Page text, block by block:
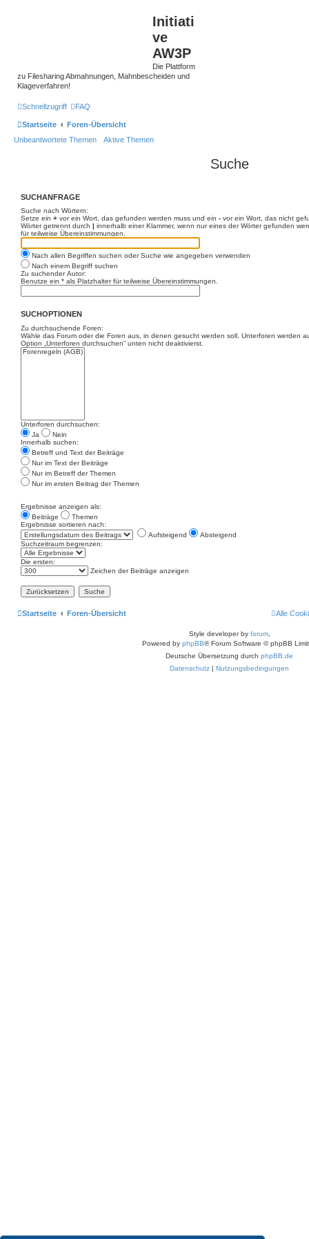
Initiati
ve
AW3P
Die Plattform
zu Filesharing Abmahnungen, Mahnbescheiden und
Klageverfahren!
Schnellzugriff FAQ
Startseite
Foren-Übersicht
Unbeantwortete Themen
Aktive Themen
Suche
SUCHANFRAGE
Suche nach Wörtern:
Setze ein + vor ein Wort, das gefunden werden muss und ein - vor ein Wort, das nicht
Wörter getrennt durch | innerhalb einer Klammer, wenn nur eines der Wörter gefunden
für teilweise Übereinstimmungen.
Nach allen Begriffen suchen oder Suche wie angegeben verwenden
Nach einem Begriff suchen
Zu suchender Autor:
Benutze ein * als Platzhalter für teilweise Übereinstimmungen.
SUCHOPTIONEN
Zu durchsuchende Foren:
Wähle das Forum oder die Foren aus, in denen gesucht werden soll. Unterforen werden
Option „Unterforen durchsuchen“ unten nicht deaktivierst.
Unterforen durchsuchen:
Ja
Nein
Innerhalb suchen:
Betreff und Text der Beiträge
Nur im Text der Beiträge
Nur im Betreff der Themen
Nur im ersten Beitrag der Themen
Ergebnisse anzeigen als:
Beiträge
Themen
Ergebnisse sortieren nach:
Aufsteigend
Absteigend
Suchzeitraum begrenzen:
Die ersten:
Zeichen der Beiträge anzeigen
Startseite Foren-Übersicht Alle
Style developer by forum,
Powered by phpBB® Forum Software © phpBB
Deutsche Übersetzung durch phpBB.de
Datenschutz | Nutzungsbedingungen